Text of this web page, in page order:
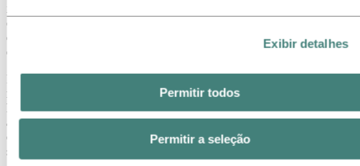
Exibir detalhes
Permitir todos
Permitir a seleção
científicos. A obra evidencia a relevância da cooperação científica
entre instituições de pesquisa consolidadas na Amazônia e no
exterior.
Foi descoberto, por exemplo, que a técnica de indução da
regeneração natural, um método passivo com mínima interferência
humana, é capaz de promover a recuperação de importantes
atributos relacionados à qualidade do solo em superfície, oferecendo
condições análogas à de um solo sob floresta natural, nas camadas
superficiais, após sete anos.